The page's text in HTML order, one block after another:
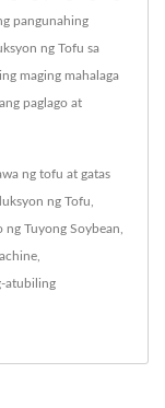
pangunahing
ng Tofu sa
maging mahalaga
paglago at
ng tofu at gatas
ng Tofu,
ng Tuyong Soybean,
,
atubiling